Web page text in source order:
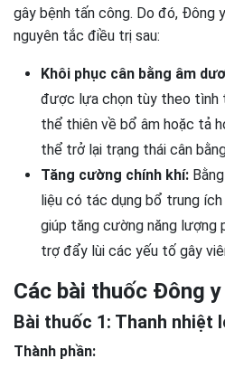
gây bệnh tấn công. Do đó, Đông
nguyên tắc điều trị sau:
Khôi phục cân bằng âm
được lựa chọn tùy theo tình
thể thiên về bổ âm hoặc tả
thể trở lại trạng thái cân
Tăng cường chính khí:
liệu có tác dụng bổ trung
giúp tăng cường năng lượng
trợ đẩy lùi các yếu tố gây
Các bài thuốc Đông
Bài thuốc 1: Thanh nhiệt
Thành phần: